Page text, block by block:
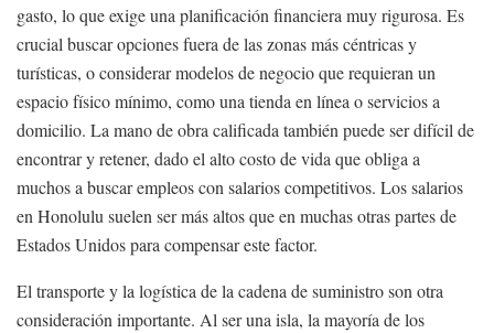
gasto, lo que exige una planificación financiera muy rigurosa. Es
crucial buscar opciones fuera de las zonas más céntricas y
turísticas, o considerar modelos de negocio que requieran un
espacio físico mínimo, como una tienda en línea o servicios a
domicilio. La mano de obra calificada también puede ser difícil de
encontrar y retener, dado el alto costo de vida que obliga a
muchos a buscar empleos con salarios competitivos. Los salarios
en Honolulu suelen ser más altos que en muchas otras partes de
Estados Unidos para compensar este factor.
El transporte y la logística de la cadena de suministro son otra
consideración importante. Al ser una isla, la mayoría de los